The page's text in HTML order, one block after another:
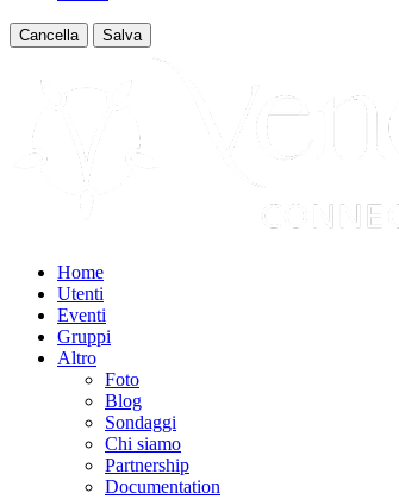
Cancella Salva
Home
Utenti
Eventi
Gruppi
Altro
Foto
Blog
Sondaggi
Chi siamo
Partnership
Documentation